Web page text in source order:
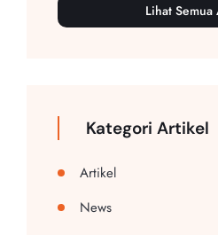
Lihat
Kategori Artikel
Artikel
News